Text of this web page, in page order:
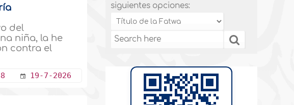
del
niña, la he
contra el
19-7-2026
siguientes opciones: